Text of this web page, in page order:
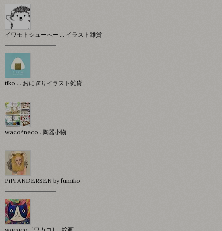
イワモトシューへー … イラスト雑貨
tiko … おにぎりイラスト雑貨
waco*neco...陶器小物
PiPi ANDERSEN by fumiko
wacaco［ワカコ］…絵画